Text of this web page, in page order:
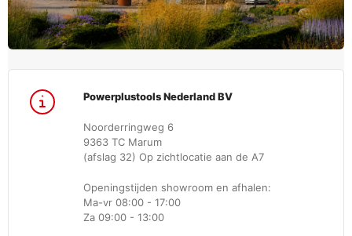
Powerplustools Nederland BV
Noorderringweg 6
9363 TC Marum
(afslag 32) Op zichtlocatie aan de A7
Openingstijden showroom en afhalen:
Ma-vr 08:00 - 17:00
Za 09:00 - 13:00